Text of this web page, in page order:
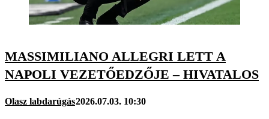
MASSIMILIANO ALLEGRI LETT A
NAPOLI VEZETŐEDZŐJE – HIVATALOS
Olasz labdarúgás2026.07.03. 10:30